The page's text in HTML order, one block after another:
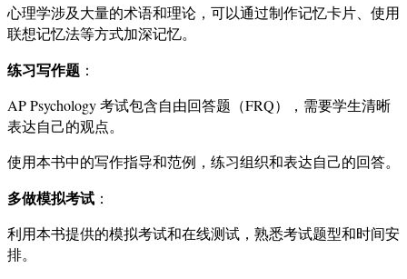
心理学涉及大量的术语和理论，可以通过制作记忆卡片、使用
联想记忆法等方式加深记忆。
练习写作题 ：
AP Psychology 考试包含自由回答题（FRQ），需要学生清晰
表达自己的观点。
使用本书中的写作指导和范例，练习组织和表达自己的回答。
多做模拟考试 ：
利用本书提供的模拟考试和在线测试，熟悉考试题型和时间安
排。